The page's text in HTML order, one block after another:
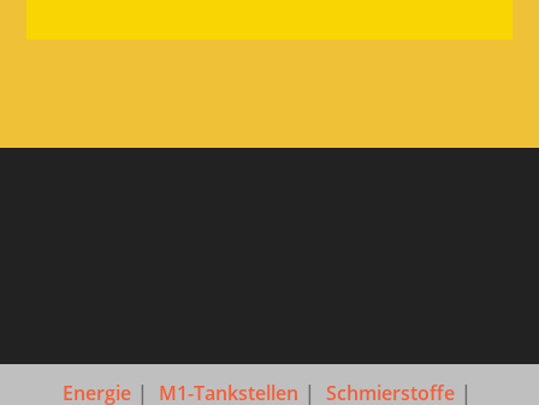
Energie M1-Tankstellen Schmierstoffe